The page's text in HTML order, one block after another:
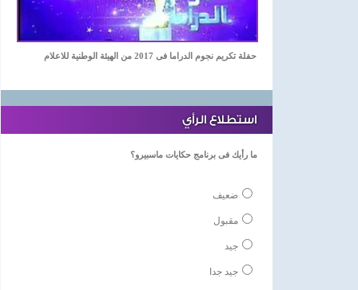
حفلة تكريم نجوم الدراما فى 2017 من الهيئة الوطنية للاعلام
استطلاع الرأي
ما رأيك فى برنامج حكايات ماسبيرو؟
ضعيف
مقبول
جيد
جيد جدا